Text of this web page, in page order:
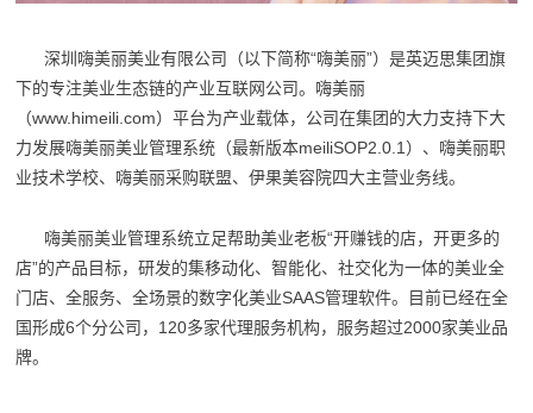
深圳嗨美丽美业有限公司（以下简称“嗨美丽”）是英迈思集团旗
下的专注美业生态链的产业互联网公司。嗨美丽
（www.himeili.com）平台为产业载体，公司在集团的大力支持下大
力发展嗨美丽美业管理系统（最新版本meiliSOP2.0.1）、嗨美丽职
业技术学校、嗨美丽采购联盟、伊果美容院四大主营业务线。
嗨美丽美业管理系统立足帮助美业老板“开赚钱的店，开更多的
店”的产品目标，研发的集移动化、智能化、社交化为一体的美业全
门店、全服务、全场景的数字化美业SAAS管理软件。目前已经在全
国形成6个分公司，120多家代理服务机构，服务超过2000家美业品
牌。